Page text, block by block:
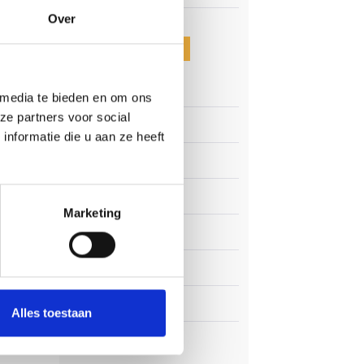
Over
te bieden en om ons
partners voor social
die u aan ze heeft
Marketing
Alles toestaan
op
CATEGORIEËN
Senioren
Dames
Business Club